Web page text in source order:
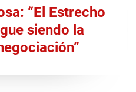
“El Estrecho
siendo la